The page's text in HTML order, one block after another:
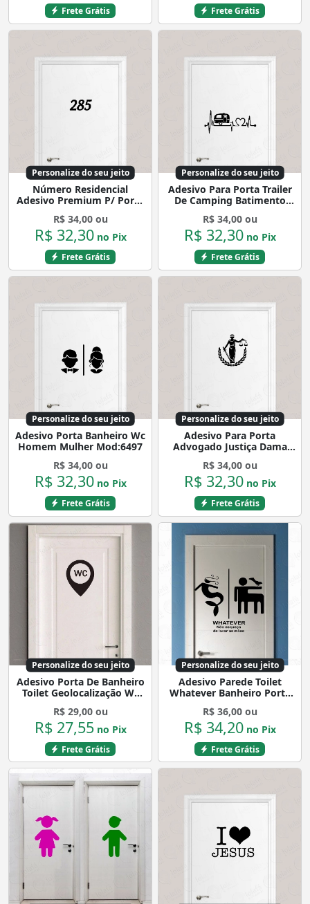
Frete Grátis Frete Grátis
Personalize do seu jeito
Número Residencial
Adesivo Premium P/ Porta
R$ 34,00 ou
R$ 32,30 no Pix
Frete Grátis
Personalize do seu jeito
Adesivo Para Porta Trailer
De Camping Batimento
R$ 34,00 ou
R$ 32,30 no Pix
Frete Grátis
Personalize do seu jeito
Adesivo Porta Banheiro Wc
Homem Mulher Mod:6497
R$ 34,00 ou
R$ 32,30 no Pix
Frete Grátis
Personalize do seu jeito
Adesivo Para Porta
Advogado Justiça Dama
R$ 34,00 ou
R$ 32,30 no Pix
Frete Grátis
Personalize do seu jeito
Adesivo Porta De Banheiro
Toilet Geolocalização Wc
R$ 29,00 ou
R$ 27,55 no Pix
Frete Grátis
Personalize do seu jeito
Adesivo Parede Toilet
Whatever Banheiro Porta
R$ 36,00 ou
R$ 34,20 no Pix
Frete Grátis